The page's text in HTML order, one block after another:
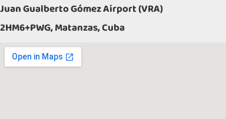
Juan Gualberto Gómez Airport (VRA)
2HM6+PWG, Matanzas, Cuba